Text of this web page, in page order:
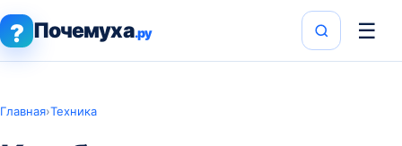
? Почемуха.ру ☰
Главная›Техника